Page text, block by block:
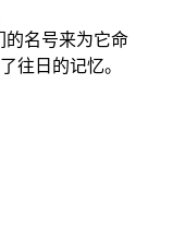
的名号来为它命
往日的记忆。